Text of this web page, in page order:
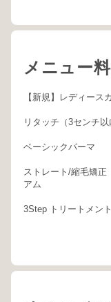
メニュー
【新規】レディース
リタッチ（3センチ以
ベーシックパーマ
ストレート/縮毛矯
アム
3Step トリートメント